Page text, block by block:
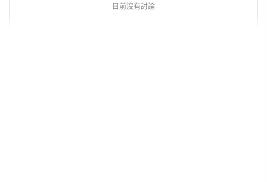
目前沒有討論